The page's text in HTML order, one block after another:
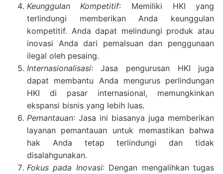
Keunggulan Kompetitif: Memiliki HKI yang
terlindungi memberikan Anda keunggulan
kompetitif. Anda dapat melindungi produk atau
inovasi Anda dari pemalsuan dan penggunaan
ilegal oleh pesaing.
Internasionalisasi: Jasa pengurusan HKI juga
dapat membantu Anda mengurus perlindungan
HKI di pasar internasional, memungkinkan
ekspansi bisnis yang lebih luas.
Pemantauan: Jasa ini biasanya juga memberikan
layanan pemantauan untuk memastikan bahwa
hak Anda tetap terlindungi dan tidak
disalahgunakan.
Fokus pada Inovasi: Dengan mengalihkan tugas